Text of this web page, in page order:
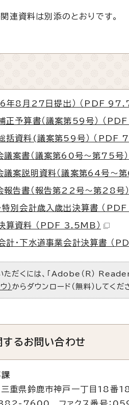
連資料は別添のとおりです。
6年8月27日提出） （PDF
正予算書（議案第59号） （
括資料(議案第59号） （PDF
議案書（議案第60号～第75号
案説明資料（議案第64号～
報告書（報告第22号～第28号
特別会計歳入歳出決算書 （
算資料 （PDF 3.5MB）
計・下水道事業会計決算書 （
だくには、「Adobe（R） Reader
） からダウンロード（無料）してくだ
するお問い合わせ
県鈴鹿市神戸一丁目18番
382-7600 ファクス番号：